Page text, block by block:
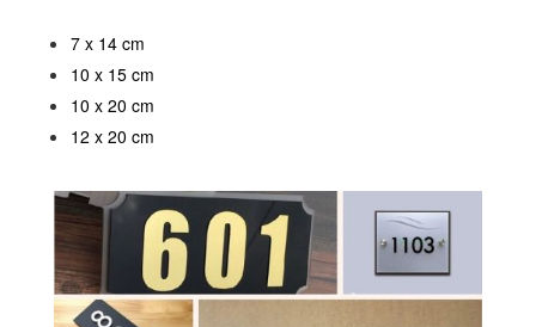
7 x 14 cm
10 x 15 cm
10 x 20 cm
12 x 20 cm